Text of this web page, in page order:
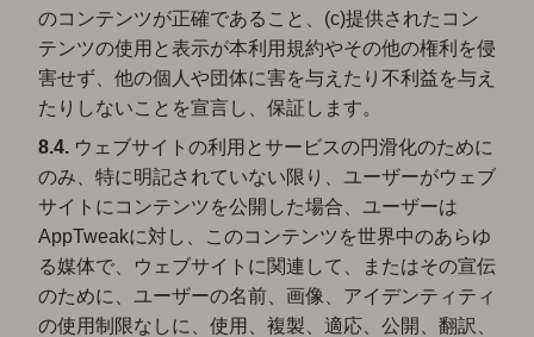
のコンテンツが正確であること、(c)提供されたコン
テンツの使用と表示が本利用規約やその他の権利を侵
害せず、他の個人や団体に害を与えたり不利益を与え
たりしないことを宣言し、保証します。
8.4. ウェブサイトの利用とサービスの円滑化のために
のみ、特に明記されていない限り、ユーザーがウェブ
サイトにコンテンツを公開した場合、ユーザーは
AppTweakに対し、このコンテンツを世界中のあらゆ
る媒体で、ウェブサイトに関連して、またはその宣伝
のために、ユーザーの名前、画像、アイデンティティ
の使用制限なしに、使用、複製、適応、公開、翻訳、